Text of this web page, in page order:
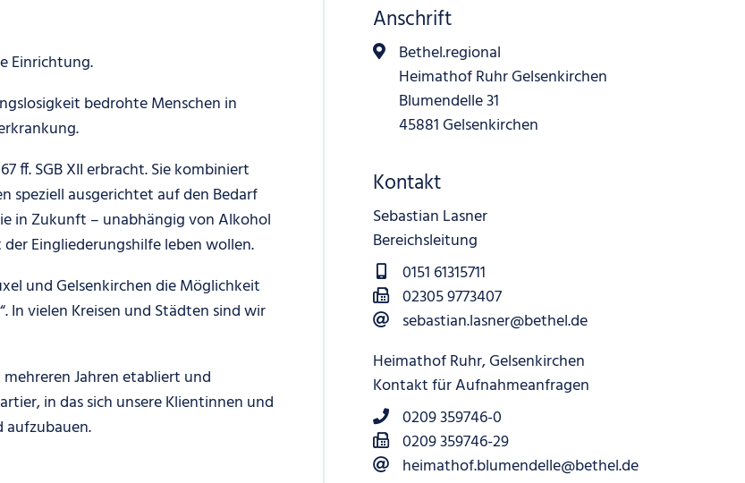
Einrichtung.
bedrohte Menschen in
ff. SGB XII erbracht. Sie kombiniert
speziell ausgerichtet auf den Bedarf
in Zukunft – unabhängig von Alkohol
Eingliederungshilfe leben wollen.
und Gelsenkirchen die Möglichkeit
In vielen Kreisen und Städten sind wir
Jahren etabliert und
in das sich unsere Klientinnen und
aufzubauen.
Anschrift
Bethel.regional
Heimathof Ruhr Gelsenkirchen
Blumendelle 31
45881 Gelsenkirchen
Kontakt
Sebastian Lasner
Bereichsleitung
0151 61315711
02305 9773407
sebastian.lasner@bethel.de
Heimathof Ruhr, Gelsenkirchen
Kontakt für Aufnahmeanfragen
0209 359746-0
0209 359746-29
heimathof.blumendelle@bethel.de